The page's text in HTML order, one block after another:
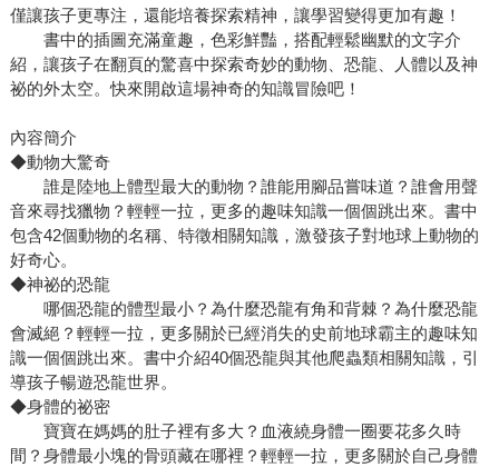
僅讓孩子更專注，還能培養探索精神，讓學習變得更加有趣！
書中的插圖充滿童趣，色彩鮮豔，搭配輕鬆幽默的文字介
紹，讓孩子在翻頁的驚喜中探索奇妙的動物、恐龍、人體以及神
祕的外太空。快來開啟這場神奇的知識冒險吧！
內容簡介
◆動物大驚奇
誰是陸地上體型最大的動物？誰能用腳品嘗味道？誰會用聲
音來尋找獵物？輕輕一拉，更多的趣味知識一個個跳出來。書中
包含42個動物的名稱、特徵相關知識，激發孩子對地球上動物的
好奇心。
◆神祕的恐龍
哪個恐龍的體型最小？為什麼恐龍有角和背棘？為什麼恐龍
會滅絕？輕輕一拉，更多關於已經消失的史前地球霸主的趣味知
識一個個跳出來。書中介紹40個恐龍與其他爬蟲類相關知識，引
導孩子暢遊恐龍世界。
◆身體的祕密
寶寶在媽媽的肚子裡有多大？血液繞身體一圈要花多久時
間？身體最小塊的骨頭藏在哪裡？輕輕一拉，更多關於自己身體